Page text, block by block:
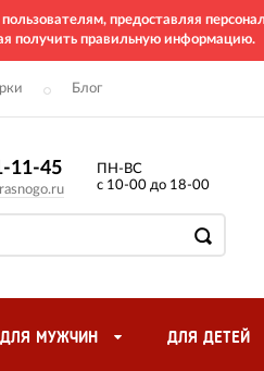
предоставляя
получить правильную информацию.
Блог
11-45
ПН-ВС
с 10-00 до 18-00
ДЛЯ МУЖЧИН ДЛЯ ДЕТЕЙ